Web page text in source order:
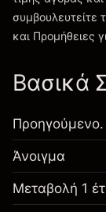
συμβουλευτείτε
και Προμήθειες
Βασικά
Προηγούμενο.
Άνοιγμα
Μεταβολή 1